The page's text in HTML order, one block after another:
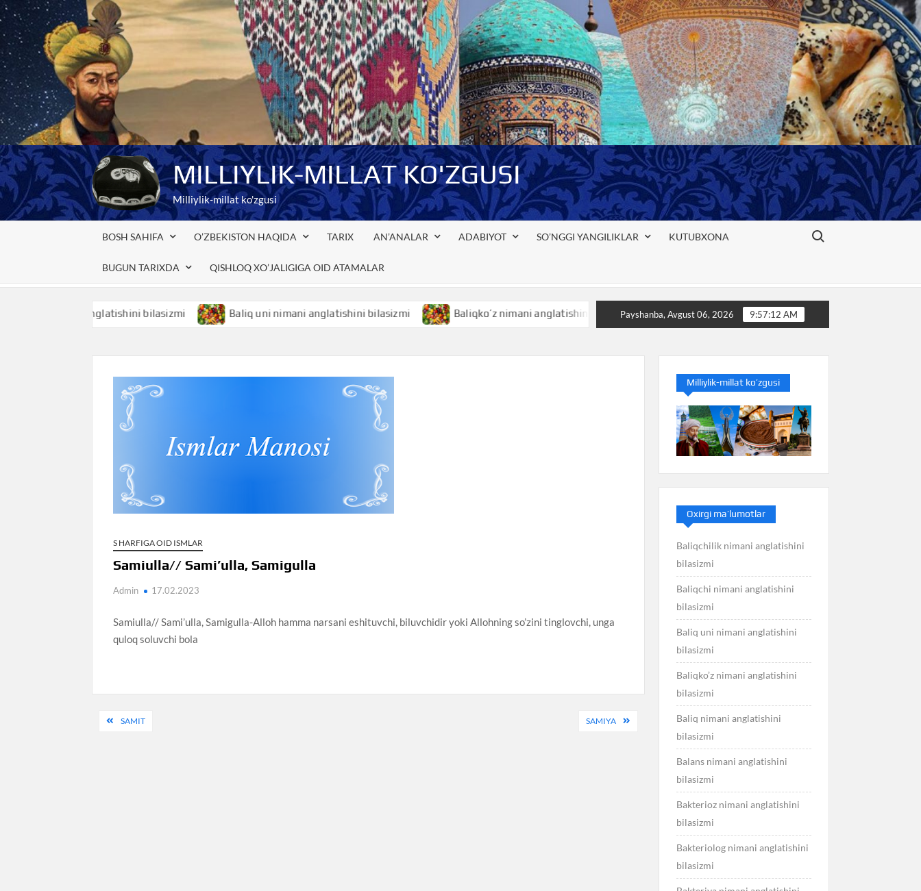
Skip
to
content
MILLIYLIK-MILLAT KO'ZGUSI
Milliylik-millat ko'zgusi
BOSH SAHIFA O’ZBEKISTON HAQIDA TARIX AN’ANALAR ADABIYOT SO’NGGI YANGILIKLAR KUTUBXONA
BUGUN TARIXDA QISHLOQ XO’JALIGIGA OID ATAMALAR
Search for:
nimani anglatishini bilasizmi Baliq uni nimani anglatishini bilasizmi Baliqko’z nimani anglatishini bilasizmi Baliq nimani anglatishini bilasizmi
Payshanba, Avgust 06, 2026 9:57:12 AM
S HARFIGA OID ISMLAR
Samiulla// Sami’ulla, Samigulla
Admin 17.02.2023
Samiulla// Sami’ulla, Samigulla-Alloh hamma narsani eshituvchi, biluvchidir yoki Allohning so’zini tinglovchi, unga
quloq soluvchi bola
PostSAMIT SAMIYA
Milliylik-millat ko’zgusi
Oxirgi ma’lumotlar
Baliqchilik nimani anglatishini
bilasizmi
Baliqchi nimani anglatishini
bilasizmi
Baliq uni nimani anglatishini
bilasizmi
Baliqko’z nimani anglatishini
bilasizmi
Baliq nimani anglatishini
bilasizmi
Balans nimani anglatishini
bilasizmi
Bakterioz nimani anglatishini
bilasizmi
Bakteriolog nimani anglatishini
bilasizmi